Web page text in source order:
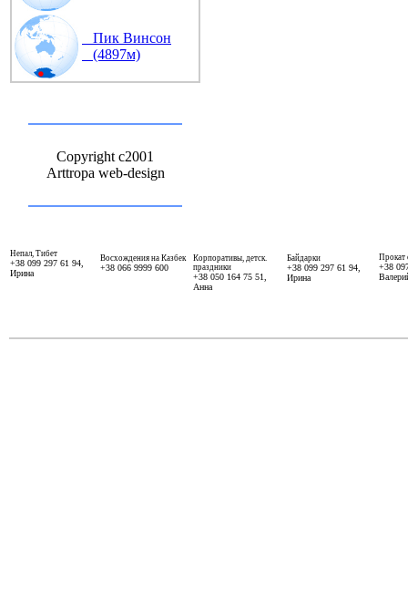
Пик Винсон
(4897м)
Copyright c2001
Arttropa web-design
Непал, Тибет
+38 099 297 61 94,
Ирина
Восхождения на Казбек
+38 066 9999 600
Корпоративы, детск.
праздники
+38 050 164 75 51,
Анна
Байдарки
+38 099 297 61 94,
Ирина
Прокат
+38